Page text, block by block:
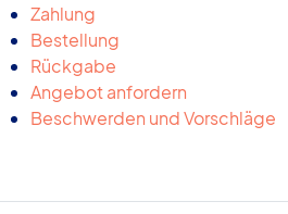
Zahlung
Bestellung
Rückgabe
Angebot anfordern
Beschwerden und Vorschläge